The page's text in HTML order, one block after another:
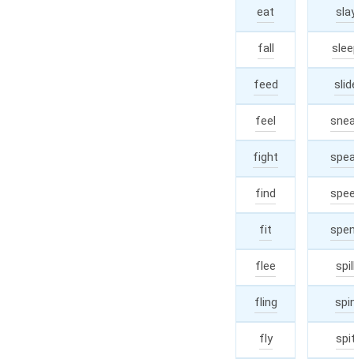
eat
ate
fall
fell
feed
fed
feel
felt
fight
find
fit
fit
flee
fled
fling
flung
fly
flew